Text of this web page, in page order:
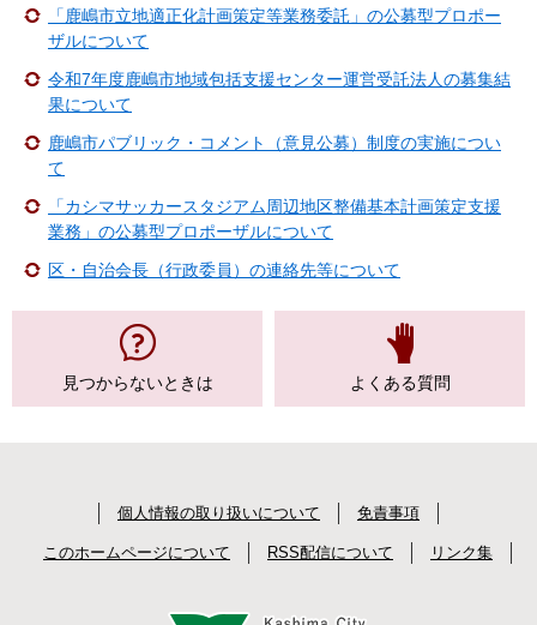
「鹿嶋市立地適正化計画策定等業務委託」の公募型プロポー
ザルについて
令和7年度鹿嶋市地域包括支援センター運営受託法人の募集結
果について
鹿嶋市パブリック・コメント（意見公募）制度の実施につい
て
「カシマサッカースタジアム周辺地区整備基本計画策定支援
業務」の公募型プロポーザルについて
区・自治会長（行政委員）の連絡先等について
見つからないときは よくある質問
個人情報の取り扱いについて 免責事項
このホームページについて RSS配信について リンク集